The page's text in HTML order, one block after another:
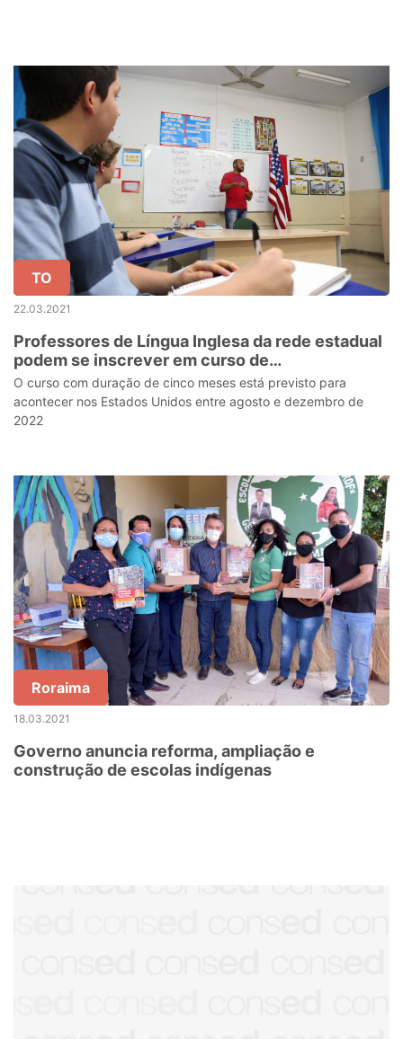
TO
22.03.2021
Professores de Língua Inglesa da rede estadual
podem se inscrever em curso de
aperfeiçoamento nos EUA
O curso com duração de cinco meses está previsto para
acontecer nos Estados Unidos entre agosto e dezembro de
2022
Roraima
18.03.2021
Governo anuncia reforma, ampliação e
construção de escolas indígenas